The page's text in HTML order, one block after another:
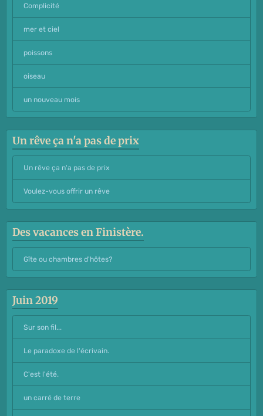
Complicité
mer et ciel
poissons
oiseau
un nouveau mois
Un rêve ça n'a pas de prix
Un rêve ça n'a pas de prix
Voulez-vous offrir un rêve
Des vacances en Finistère.
Gîte ou chambres d'hôtes?
Juin 2019
Sur son fil...
Le paradoxe de l'écrivain.
C'est l'été.
un carré de terre